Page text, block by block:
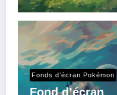
Fonds d’écran Pokémon
Fond d’écran